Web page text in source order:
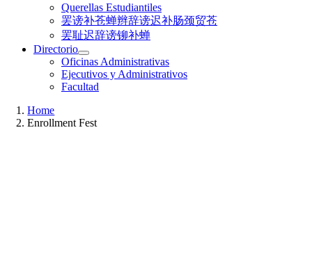
Querellas Estudiantiles
罢谤补苍蝉辫辞谤迟补肠颈贸苍
罢耻迟辞谤铆补蝉
Directorio
Oficinas Administrativas
Ejecutivos y Administrativos
Facultad
Home
Enrollment Fest